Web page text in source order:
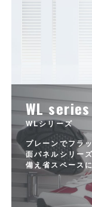
WL series
WLシリーズ
プレーンでフラ
面パネルシリー
備え省スペース